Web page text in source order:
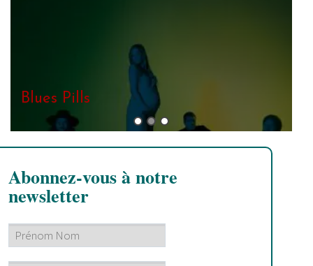
Abonnez-vous à notre
newsletter